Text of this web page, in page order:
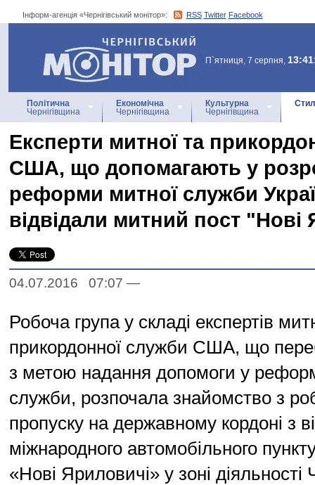
Інформ-агенція «Чернігівський монітор»: RSS Twitter Facebook
Інформ-агенція
«Чернігівський монітор»
П`ятниця, 7 серпня,
Політична
Чернігівщина
Економічна
Чернігівщина
Культурна
Чернігівщина
Експерти митної та
США, що допомагають у
реформи митної служби
відвідали митний пост "Нові
04.07.2016 07:07 —
Робоча група у складі експертів
прикордонної служби США, що
з метою надання допомоги у
служби, розпочала знайомство з
пропуску на державному кордоні з
міжнародного автомобільного
«Нові Яриловичі» у зоні діяльності